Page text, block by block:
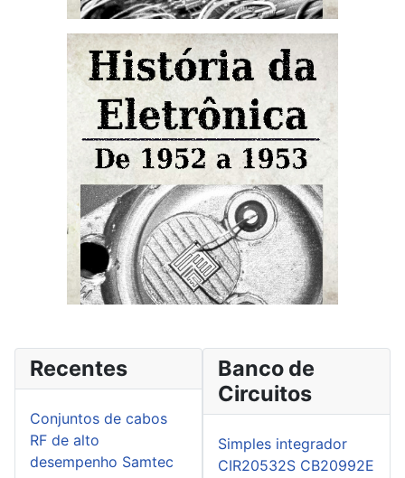
Recentes
Conjuntos de cabos
RF de alto
desempenho Samtec
Banco de
Circuitos
Simples integrador
CIR20532S CB20992E